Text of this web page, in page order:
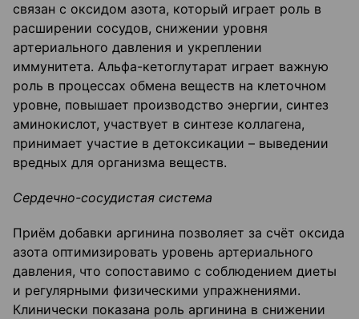
связан с оксидом азота, который играет роль в
расширении сосудов, снижении уровня
артериального давления и укреплении
иммунитета. Альфа-кетоглутарат играет важную
роль в процессах обмена веществ на клеточном
уровне, повышает производство энергии, синтез
аминокислот, участвует в синтезе коллагена,
принимает участие в детоксикации – выведении
вредных для организма веществ.
Сердечно-сосудистая система
Приём добавки аргинина позволяет за счёт оксида
азота оптимизировать уровень артериального
давления, что сопоставимо с соблюдением диеты
и регулярными физическими упражнениями.
Клинически показана роль аргинина в снижении